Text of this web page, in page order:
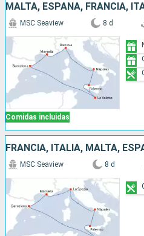
MALTA, ESPAÑA, FRANCIA,
Comidas incluidas
MSC Seaview 8 d
FRANCIA, ITALIA, MALTA,
MSC Seaview 8 d